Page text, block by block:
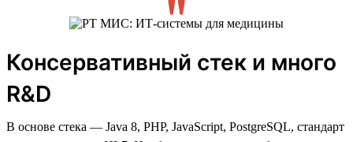
Консервативный стек и много
R&D
В основе стека — Java 8, PHP, JavaScript, PostgreSQL, стандарт